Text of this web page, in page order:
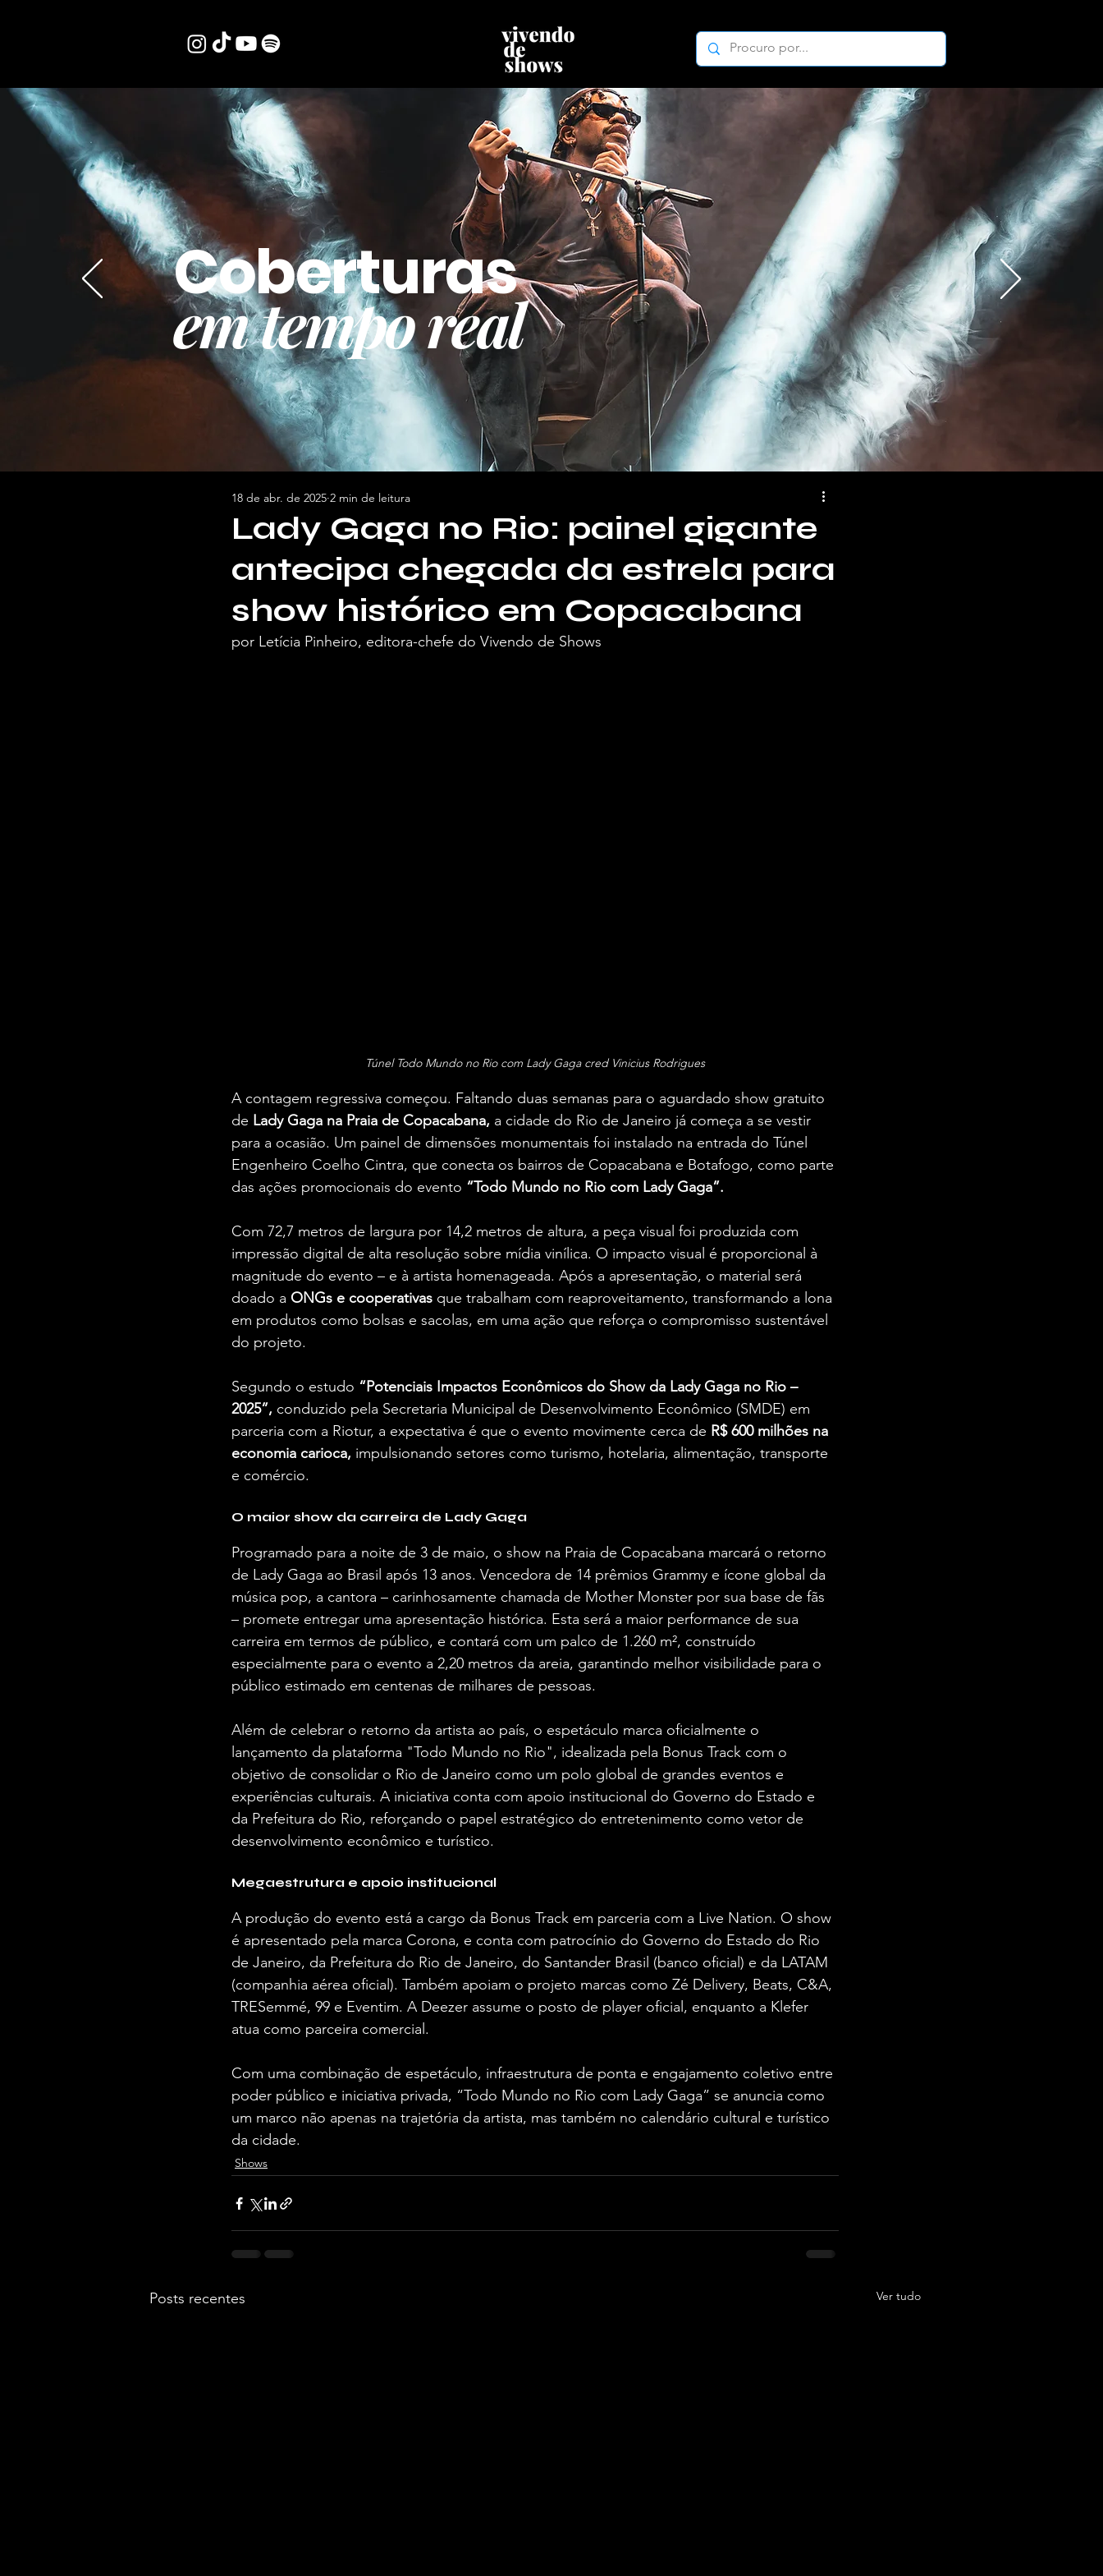
Coberturas
em tempo real
Lady Gaga no Rio: painel gigante
antecipa chegada da estrela para
show histórico em Copacabana
18 de abr. de 2025 2 min de leitura
por Letícia Pinheiro, editora-chefe do Vivendo de Shows
Túnel Todo Mundo no Rio com Lady Gaga cred Vinicius Rodrigues
A contagem regressiva começou. Faltando duas semanas para o aguardado show gratuito
de Lady Gaga na Praia de Copacabana, a cidade do Rio de Janeiro já começa a se vestir
para a ocasião. Um painel de dimensões monumentais foi instalado na entrada do Túnel
Engenheiro Coelho Cintra, que conecta os bairros de Copacabana e Botafogo, como parte
das ações promocionais do evento “Todo Mundo no Rio com Lady Gaga”.
Com 72,7 metros de largura por 14,2 metros de altura, a peça visual foi produzida com
impressão digital de alta resolução sobre mídia vinílica. O impacto visual é proporcional à
magnitude do evento – e à artista homenageada. Após a apresentação, o material será
doado a ONGs e cooperativas que trabalham com reaproveitamento, transformando a lona
em produtos como bolsas e sacolas, em uma ação que reforça o compromisso sustentável
do projeto.
Segundo o estudo “Potenciais Impactos Econômicos do Show da Lady Gaga no Rio –
2025”, conduzido pela Secretaria Municipal de Desenvolvimento Econômico (SMDE) em
parceria com a Riotur, a expectativa é que o evento movimente cerca de R$ 600 milhões na
economia carioca, impulsionando setores como turismo, hotelaria, alimentação, transporte
e comércio.
O maior show da carreira de Lady Gaga
Programado para a noite de 3 de maio, o show na Praia de Copacabana marcará o retorno
de Lady Gaga ao Brasil após 13 anos. Vencedora de 14 prêmios Grammy e ícone global da
música pop, a cantora – carinhosamente chamada de Mother Monster por sua base de fãs
– promete entregar uma apresentação histórica. Esta será a maior performance de sua
carreira em termos de público, e contará com um palco de 1.260 m², construído
especialmente para o evento a 2,20 metros da areia, garantindo melhor visibilidade para o
público estimado em centenas de milhares de pessoas.
Além de celebrar o retorno da artista ao país, o espetáculo marca oficialmente o
lançamento da plataforma "Todo Mundo no Rio", idealizada pela Bonus Track com o
objetivo de consolidar o Rio de Janeiro como um polo global de grandes eventos e
experiências culturais. A iniciativa conta com apoio institucional do Governo do Estado e
da Prefeitura do Rio, reforçando o papel estratégico do entretenimento como vetor de
desenvolvimento econômico e turístico.
Megaestrutura e apoio institucional
A produção do evento está a cargo da Bonus Track em parceria com a Live Nation. O show
é apresentado pela marca Corona, e conta com patrocínio do Governo do Estado do Rio
de Janeiro, da Prefeitura do Rio de Janeiro, do Santander Brasil (banco oficial) e da LATAM
(companhia aérea oficial). Também apoiam o projeto marcas como Zé Delivery, Beats, C&A,
TRESemmé, 99 e Eventim. A Deezer assume o posto de player oficial, enquanto a Klefer
atua como parceira comercial.
Com uma combinação de espetáculo, infraestrutura de ponta e engajamento coletivo entre
poder público e iniciativa privada, “Todo Mundo no Rio com Lady Gaga” se anuncia como
um marco não apenas na trajetória da artista, mas também no calendário cultural e turístico
da cidade.
Shows
Posts recentes Ver tudo